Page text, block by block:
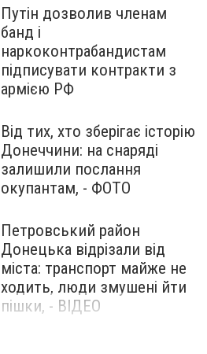
Путін дозволив членам
банд і
наркоконтрабандистам
підписувати контракти з
армією РФ
Від тих, хто зберігає історію
Донеччини: на снаряді
залишили послання
окупантам, - ФОТО
Петровський район
Донецька відрізали від
міста: транспорт майже не
ходить, люди змушені йти
пішки, - ВІДЕО